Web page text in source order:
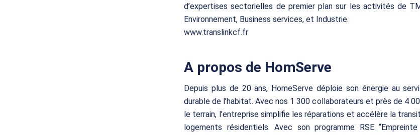
d’expertises sectorielles de premier plan sur les activités de
Environnement, Business services, et Industrie.
www.translinkcf.fr
A propos de HomServe
Depuis plus de 20 ans, HomeServe déploie son énergie au
durable de l’habitat. Avec nos 1 300 collaborateurs et près de 4
le terrain, l’entreprise simplifie les réparations et accélère la
logements résidentiels. Avec son programme RSE